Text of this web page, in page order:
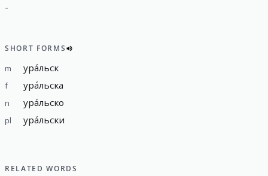
-
SHORT FORMS
m ура́льск
f ура́льска
n ура́льско
pl ура́льски
RELATED WORDS